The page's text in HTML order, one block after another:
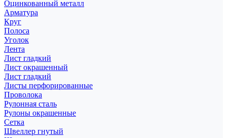
Оцинкованный металл
Арматура
Круг
Полоса
Уголок
Лента
Лист гладкий
Лист окрашенный
Лист гладкий
Листы перфорированные
Проволока
Рулонная сталь
Рулоны окрашенные
Сетка
Швеллер гнутый